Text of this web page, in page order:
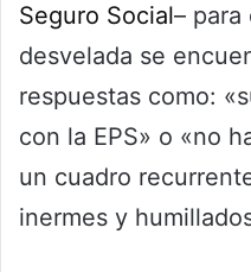
Seguro Social– para
desvelada se
respuestas como:
con la EPS» o «no
un cuadro
inermes y